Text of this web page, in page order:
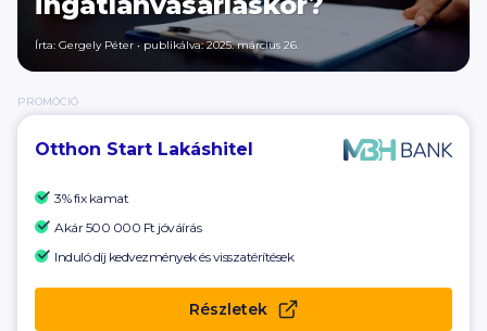
Írta: Gergely Péter • publikálva: 2025. március 26.
PROMÓCIÓ
Otthon Start Lakáshitel
3% fix kamat
Akár500 000 Ft jóváírás
Induló díj kedvezmények és visszatérítések
Részletek